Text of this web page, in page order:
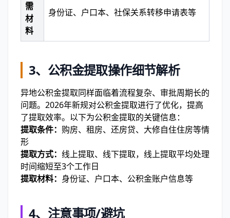
需
材
料
身份证、户口本、社保关系转移申请表等
3、公积金提取操作细节解析
异地公积金提取同样面临着流程复杂、审批周期长的
问题。2026年新规对公积金提取进行了优化，提高
了提取效率。以下为公积金提取的关键信息：
提取条件： 购房、租房、还房贷、大修自住住房等情
形
提取方式： 线上提取、线下提取，线上提取平均处理
时间缩短至3个工作日
提取材料： 身份证、户口本、公积金账户信息等
4、注意事项/避坑